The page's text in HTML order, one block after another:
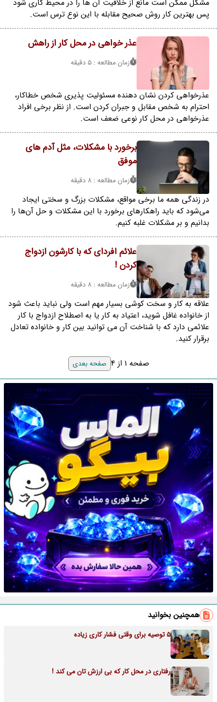
مشکل ممکن است مانع از خلاقیت آن ها را در محیط کاری شود
پس بهترین کار روش صحیح مقابله با این نوع ترس است.
عذر خواهی در محل کار از راهش
زمان مطالعه : 5 دقیقه
عذرخواهی کردن نشان دهنده مسئولیت پذیری شخص خطاکار،
احترام به شخص مقابل و جبران کردن است. از نظر برخی افراد
عذرخواهی در محل کار نوعی ضعف است.
برخورد با مشکلات، مثل آدم های
موفق
زمان مطالعه : 8 دقیقه
در زندگی همه ما برخی مواقع، مشکلات بزرگ و سختی ایجاد
می‌شود که باید راهکارهای برخورد با این مشکلات و حل آن‌ها را
بدانیم و بر مشکلات غلبه کنیم.
علائم افردای که با کارشون ازدواج
کردن !
زمان مطالعه : 8 دقیقه
علاقه به کار و سخت کوشی بسیار مهم است ولی نباید باعث شود
از خانواده غافل شوید، اعتیاد به کار یا به اصطلاح ازدواج با کار
علائمی دارد که با شناخت آن می توانید بین کار و خانواده تعادل
برقرار کنید.
صفحه 1 از 4 صفحه بعدی
همچنین بخوانید
5 توصیه برای وقتی فشار کاری زیاده
رفتاری در محل کار که بی ارزش تان می کند !